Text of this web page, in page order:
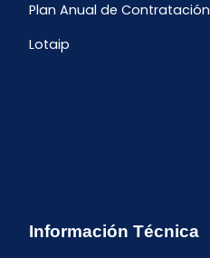
Plan Anual de Contratación
Lotaip
Información Técnica